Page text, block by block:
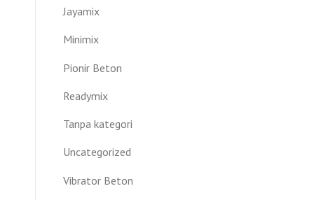
Jayamix
Minimix
Pionir Beton
Readymix
Tanpa kategori
Uncategorized
Vibrator Beton